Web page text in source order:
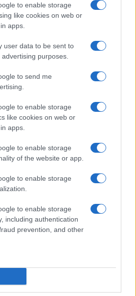
to enable storage
like cookies on web or
apps.
user data to be sent to
purposes.
to send me
to enable storage
like cookies on web or
apps.
to enable storage
of the website or app.
to enable storage
to enable storage
including authentication
prevention, and other